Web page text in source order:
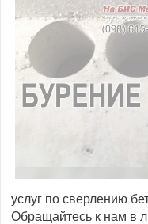
услуг по сверлению
Обращайтесь к нам в